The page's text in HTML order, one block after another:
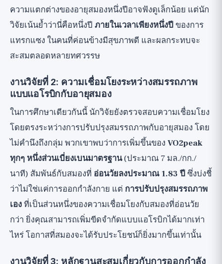
ความแตกต่างของอายุสมองหนึ่งปีอาจฟังดูเล็กน้อย แต่นัก
วิจัยเน้นย้ำว่านี่คือหนึ่งปี ภายในเวลาเพียงหนึ่งปีของการ
แทรกแซง ในคนที่ค่อนข้างมีสุขภาพดี และผลกระทบจะ
สะสมตลอดหลายทศวรรษ
งานวิจัยที่ 2: ความเชื่อมโยงระหว่างสมรรถภาพ
แบบแอโรบิกกับอายุสมอง
ในการศึกษาเดียวกันนี้ นักวิจัยยังตรวจสอบความเชื่อมโยง
โดยตรงระหว่างการปรับปรุงสมรรถภาพกับอายุสมอง โดย
ไม่คำนึงถึงกลุ่ม พวกเขาพบว่าการเพิ่มขึ้นของ VO2peak
ทุกๆ หนึ่งส่วนเบี่ยงเบนมาตรฐาน(ประมาณ 7 มล./กก./
นาที) สัมพันธ์กับสมองที่ อ่อนวัยลงประมาณ 1.83 ปีซึ่งบ่งชี้
ว่าไม่ใช่แค่การออกกำลังกาย แต่ การปรับปรุงสมรรถภาพ
เองที่เป็นส่วนหนึ่งของความเชื่อมโยงกับสมองที่อ่อนวัย
กว่า ยิ่งคุณสามารถเพิ่มขีดจำกัดแบบแอโรบิกได้มากเท่า
ไหร่ โอกาสที่สมองจะได้รับประโยชน์ก็ยิ่งมากขึ้นเท่านั้น